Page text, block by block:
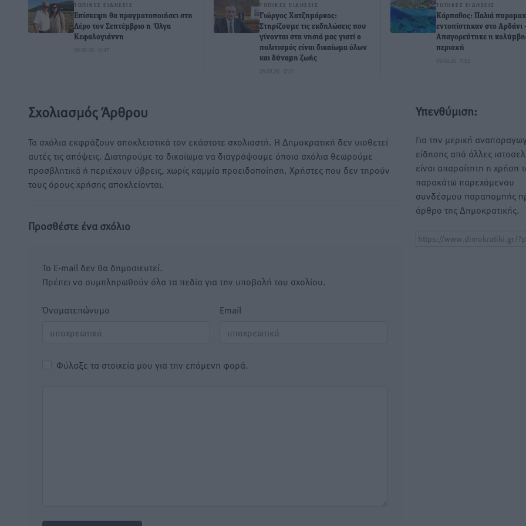
ΤΟΠΙΚΈΣ ΕΙΔΉΣΕΙΣ
Επίσκεψη θα πραγματοποιήσει στη
Λέρο τον Σεπτέμβριο η Όλγα
Κεφαλογιάννη
09.08.26 · 12:47
ΤΟΠΙΚΈΣ ΕΙΔΉΣΕΙΣ
Γιώργος Χατζημάρκος:
Στηρίζουμε τις εκδηλώσεις που
γίνονται στα νησιά μας γιατί ο
πολιτισμός είναι δικαίωμα όλων
και δύναμη ζωής
09.08.26 · 12:21
ΤΟΠΙΚΈΣ ΕΙΔΉΣΕΙΣ
Κάρπαθος: Παλιά
εντοπίστηκαν στο Αρδάνι
Απαγορεύτηκε η
περιοχή
09.08.26 · 11:53
Σχολιασμός Άρθρου
Τα σχόλια εκφράζουν αποκλειστικά τον εκάστοτε σχολιαστή. Η Δημοκρατική δεν υιοθετεί
αυτές τις απόψεις. Διατηρούμε το δικαίωμα να διαγράψουμε όποια σχόλια θεωρούμε
προσβλητικά ή περιέχουν ύβρεις, χωρίς καμμία προειδοποίηση. Χρήστες που δεν τηρούν
τους όρους χρήσης αποκλείονται.
Προσθέστε ένα σχόλιο
Το E-mail δεν θα δημοσιευτεί.
Πρέπει να συμπληρωθούν όλα τα πεδία για την υποβολή του σχολίου.
Όνοματεπώνυμο Email
Φύλαξε τα στοιχεία μου για την επόμενη φορά.
Υπενθύμιση:
Για την μερική
είδησης από άλλες
είναι απαραίτητη η χρήση
παρακάτω παρεχόμενου
συνδέσμου παραπομπής
άρθρο της Δημοκρατικής.